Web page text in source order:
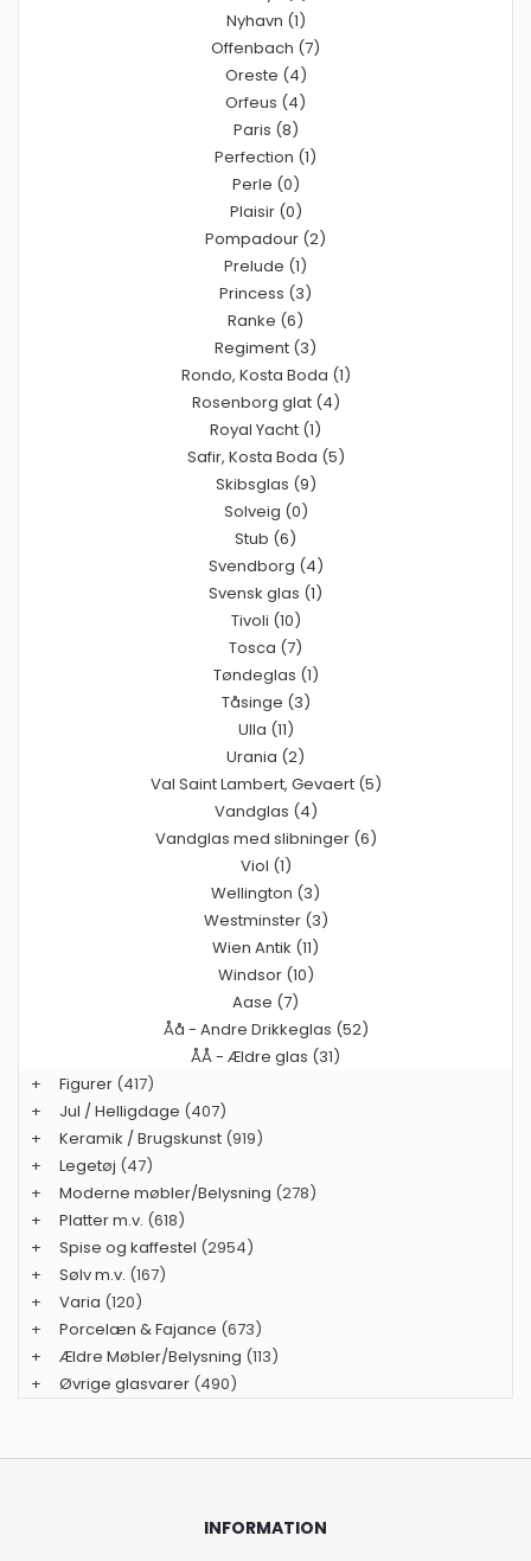
Nyhavn (1)
Offenbach (7)
Oreste (4)
Orfeus (4)
Paris (8)
Perfection (1)
Perle (0)
Plaisir (0)
Pompadour (2)
Prelude (1)
Princess (3)
Ranke (6)
Regiment (3)
Rondo, Kosta Boda (1)
Rosenborg glat (4)
Royal Yacht (1)
Safir, Kosta Boda (5)
Skibsglas (9)
Solveig (0)
Stub (6)
Svendborg (4)
Svensk glas (1)
Tivoli (10)
Tosca (7)
Tøndeglas (1)
Tåsinge (3)
Ulla (11)
Urania (2)
Val Saint Lambert, Gevaert (5)
Vandglas (4)
Vandglas med slibninger (6)
Viol (1)
Wellington (3)
Westminster (3)
Wien Antik (11)
Windsor (10)
Aase (7)
Åå - Andre Drikkeglas (52)
ÅÅ - Ældre glas (31)
+
Figurer (417)
+
Jul / Helligdage (407)
+
Keramik / Brugskunst (919)
+
Legetøj (47)
+
Moderne møbler/Belysning (278)
+
Platter m.v. (618)
+
Spise og kaffestel (2954)
+
Sølv m.v. (167)
+
Varia (120)
+
Porcelæn & Fajance (673)
+
Ældre Møbler/Belysning (113)
+
Øvrige glasvarer (490)
INFORMATION